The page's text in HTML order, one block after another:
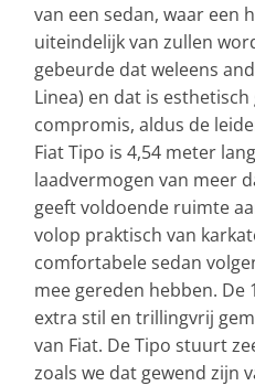
van een sedan, waar een
uiteindelijk van zullen
gebeurde dat weleens
Linea) en dat is
compromis, aldus de
Fiat Tipo is 4,54 meter
laadvermogen van meer
geeft voldoende ruimte
volop praktisch van
comfortabele sedan
mee gereden hebben. De
extra stil en trillingvrij
van Fiat. De Tipo stuurt
zoals we dat gewend zijn